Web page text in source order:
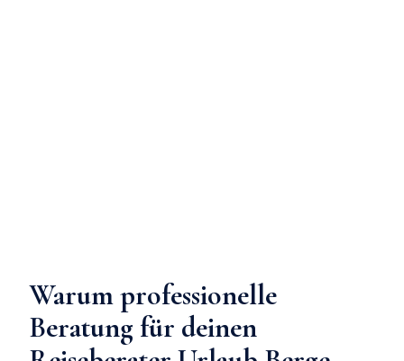
Warum professionelle
Beratung für deinen